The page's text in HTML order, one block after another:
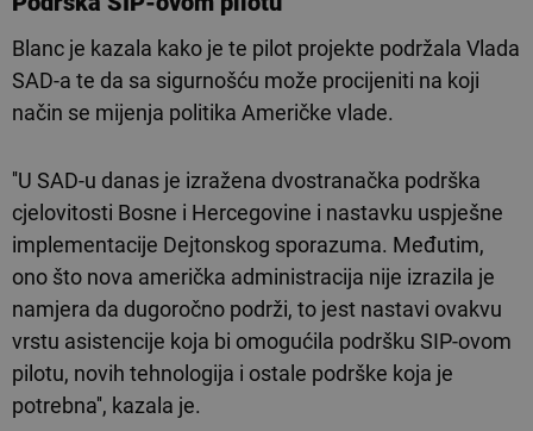
Blanc je kazala kako je te pilot projekte podržala Vlada
SAD-a te da sa sigurnošću može procijeniti na koji
način se mijenja politika Američke vlade.
''U SAD-u danas je izražena dvostranačka podrška
cjelovitosti Bosne i Hercegovine i nastavku uspješne
implementacije Dejtonskog sporazuma. Međutim,
ono što nova američka administracija nije izrazila je
namjera da dugoročno podrži, to jest nastavi ovakvu
vrstu asistencije koja bi omogućila podršku SIP-ovom
pilotu, novih tehnologija i ostale podrške koja je
potrebna'', kazala je.